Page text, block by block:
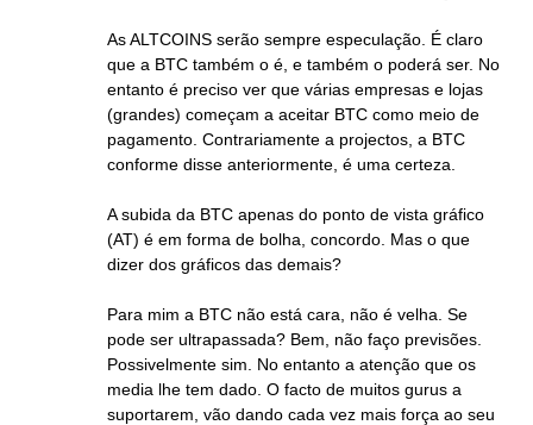
As ALTCOINS serão sempre especulação. É claro
que a BTC também o é, e também o poderá ser. No
entanto é preciso ver que várias empresas e lojas
(grandes) começam a aceitar BTC como meio de
pagamento. Contrariamente a projectos, a BTC
conforme disse anteriormente, é uma certeza.
A subida da BTC apenas do ponto de vista gráfico
(AT) é em forma de bolha, concordo. Mas o que
dizer dos gráficos das demais?
Para mim a BTC não está cara, não é velha. Se
pode ser ultrapassada? Bem, não faço previsões.
Possivelmente sim. No entanto a atenção que os
media lhe tem dado. O facto de muitos gurus a
suportarem, vão dando cada vez mais força ao seu